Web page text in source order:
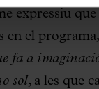
expressiu que
en el
fa a
sol, a les que